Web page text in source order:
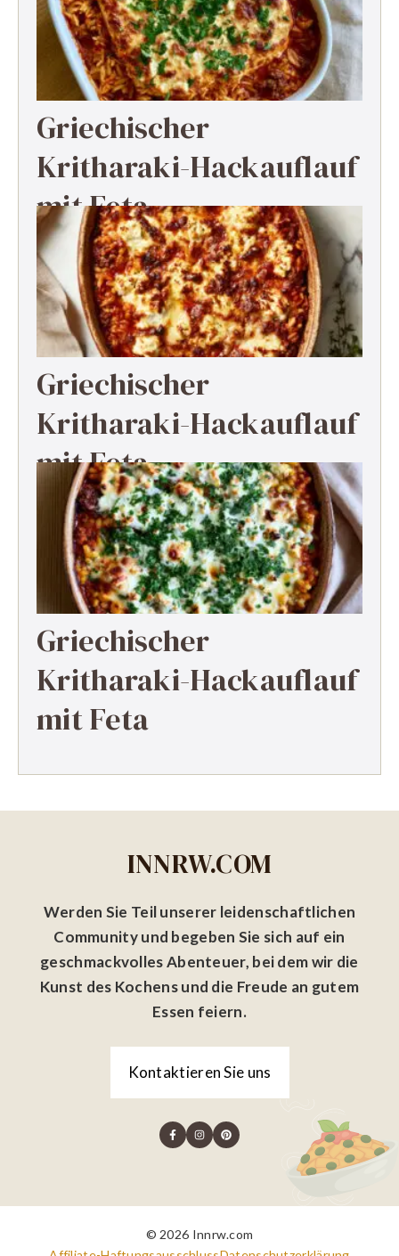
Griechischer
Kritharaki-Hackauflauf
mit Feta
Griechischer
Kritharaki-Hackauflauf
mit Feta
Griechischer
Kritharaki-Hackauflauf
mit Feta
INNRW.COM
Werden Sie Teil unserer leidenschaftlichen
Community und begeben Sie sich auf ein
geschmackvolles Abenteuer, bei dem wir die
Kunst des Kochens und die Freude an gutem
Essen feiern.
Kontaktieren Sie uns
© 2026 Innrw.com